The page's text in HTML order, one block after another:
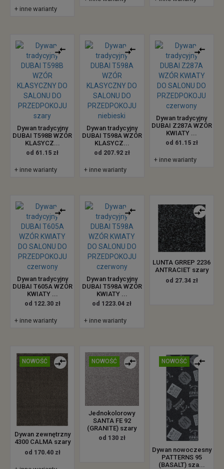
+ inne warianty
Dywan tradycyjny
DUBAI T598B WZÓR
KLASYCZ...
od 61.15 zł
+ inne warianty
Dywan tradycyjny
DUBAI T598A WZÓR
KLASYCZ...
od 207.92 zł
+ inne warianty
Dywan tradycyjny
DUBAI Z287A WZÓR
KWIATY ...
od 61.15 zł
+ inne warianty
Dywan tradycyjny
DUBAI T605A WZÓR
KWIATY ...
od 122.30 zł
+ inne warianty
Dywan tradycyjny
DUBAI T598A WZÓR
KWIATY ...
od 1223.04 zł
+ inne warianty
LUNTA GRREP 2236
ANTRACIET szary
od 27.34 zł
NOWOŚĆ
Dywan zewnętrzny
4300 CALMA szary
od 170.40 zł
NOWOŚĆ
Jednokolorowy
SANTA FE 92
(GRANITE) szary
od 130 zł
NOWOŚĆ
Dywan nowoczesny
PATTERNS 95
(BASALT) sza...